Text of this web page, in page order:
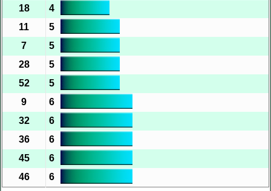
18
4
11
5
7
5
28
5
52
5
9
6
32
6
36
6
45
6
46
6